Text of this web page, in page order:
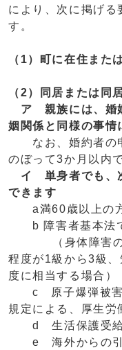
により、次に掲げる
す。
（1）町に在住また
（2）同居または同
ア 親族には、婚
姻関係と同様の事情
なお、婚約者の申
のぼって3か月以内
イ 単身者でも、
できます
a満60歳以上の
b 障害者基本法
（身体障害の程
程度が1級から3級
度に相当する場合）
c 原子爆弾被害
規定による、厚生労
d 生活保護受
e 海外からの引